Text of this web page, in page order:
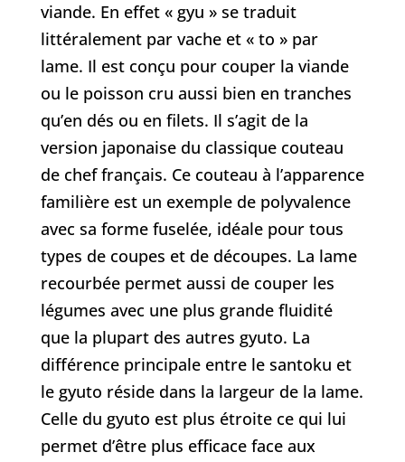
viande. En effet « gyu » se traduit
littéralement par vache et « to » par
lame. Il est conçu pour couper la viande
ou le poisson cru aussi bien en tranches
qu’en dés ou en filets. Il s’agit de la
version japonaise du classique couteau
de chef français. Ce couteau à l’apparence
familière est un exemple de polyvalence
avec sa forme fuselée, idéale pour tous
types de coupes et de découpes. La lame
recourbée permet aussi de couper les
légumes avec une plus grande fluidité
que la plupart des autres gyuto. La
différence principale entre le santoku et
le gyuto réside dans la largeur de la lame.
Celle du gyuto est plus étroite ce qui lui
permet d’être plus efficace face aux